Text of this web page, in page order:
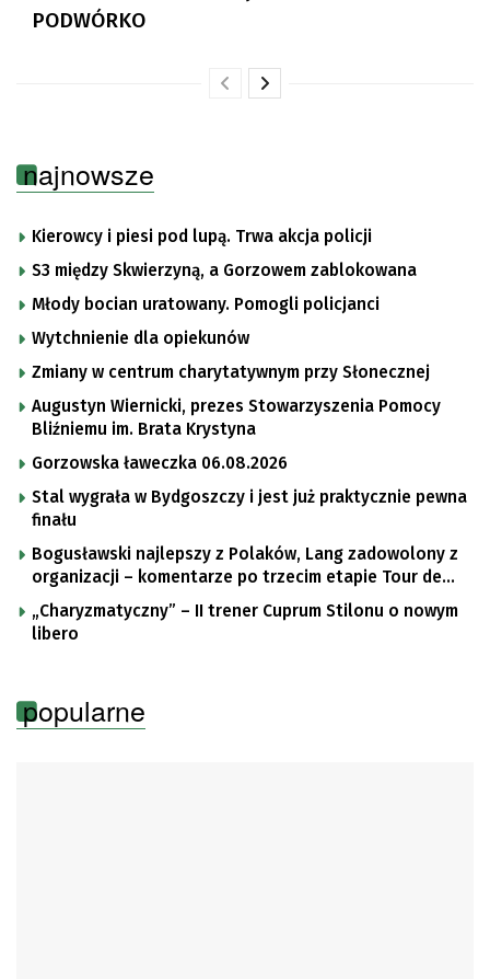
PODWÓRKO
najnowsze
Kierowcy i piesi pod lupą. Trwa akcja policji
S3 między Skwierzyną, a Gorzowem zablokowana
Młody bocian uratowany. Pomogli policjanci
Wytchnienie dla opiekunów
Zmiany w centrum charytatywnym przy Słonecznej
Augustyn Wiernicki, prezes Stowarzyszenia Pomocy
Bliźniemu im. Brata Krystyna
Gorzowska ławeczka 06.08.2026
Stal wygrała w Bydgoszczy i jest już praktycznie pewna
finału
Bogusławski najlepszy z Polaków, Lang zadowolony z
organizacji – komentarze po trzecim etapie Tour de
Pologne
„Charyzmatyczny” – II trener Cuprum Stilonu o nowym
libero
popularne